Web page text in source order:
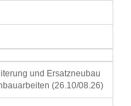
und Ersatzneubau
(26.10/08.26)